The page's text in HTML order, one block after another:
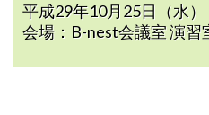
平成29年10月25日（水
会場：B-nest会議室 演習